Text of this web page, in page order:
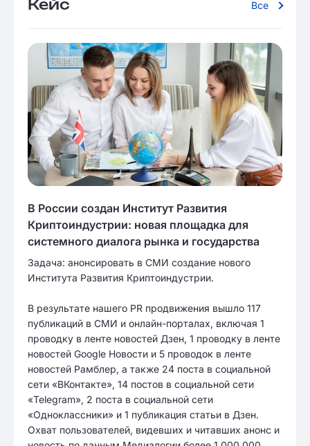
Кейс Все
В России создан Институт Развития
Криптоиндустрии: новая площадка для
системного диалога рынка и государства
Задача: анонсировать в СМИ создание нового
Института Развития Криптоиндустрии.
В результате нашего PR продвижения вышло 117
публикаций в СМИ и онлайн-порталах, включая 1
проводку в ленте новостей Дзен, 1 проводку в ленте
новостей Google Новости и 5 проводок в ленте
новостей Рамблер, а также 24 поста в социальной
сети «ВКонтакте», 14 постов в социальной сети
«Telegram», 2 поста в социальной сети
«Одноклассники» и 1 публикация статьи в Дзен.
Охват пользователей, видевших и читавших анонс и